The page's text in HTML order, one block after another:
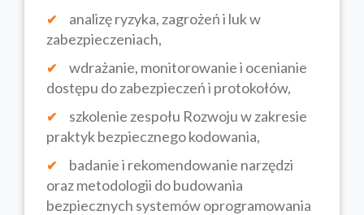
analizę ryzyka, zagrożeń i luk w
zabezpieczeniach,
wdrażanie, monitorowanie i ocenianie
dostępu do zabezpieczeń i protokołów,
szkolenie zespołu Rozwoju w zakresie
praktyk bezpiecznego kodowania,
badanie i rekomendowanie narzędzi
oraz metodologii do budowania
bezpiecznych systemów oprogramowania